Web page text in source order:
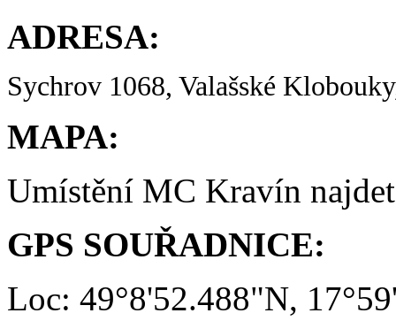
ADRESA:
Sychrov 1068, Valašské
MAPA:
Umístění MC Kravín
GPS SOUŘADNICE:
Loc: 49°8'52.488"N,